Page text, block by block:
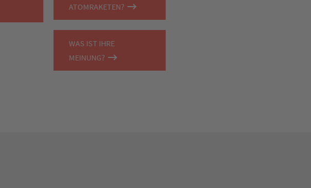
ATOMRAKETEN?
WAS IST IHRE
MEINUNG?